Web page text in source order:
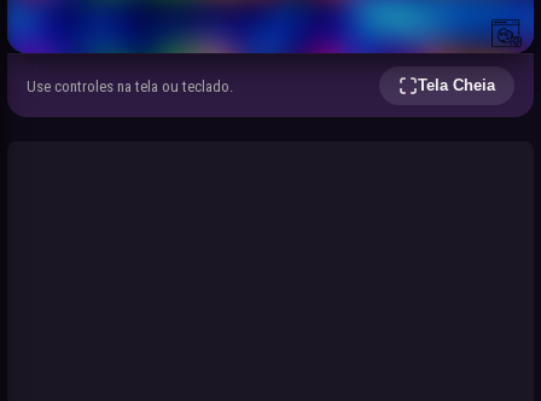
Use controles na tela ou teclado. Tela Cheia